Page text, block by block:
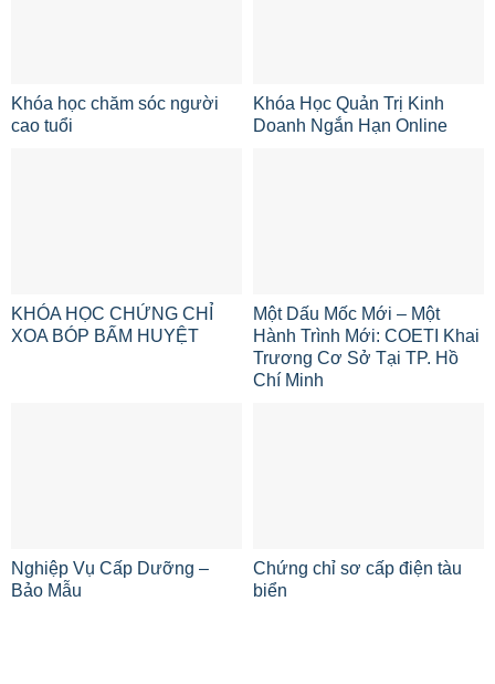
Khóa học chăm sóc người
cao tuổi
Khóa Học Quản Trị Kinh
Doanh Ngắn Hạn Online
KHÓA HỌC CHỨNG CHỈ
XOA BÓP BẤM HUYỆT
Một Dấu Mốc Mới – Một
Hành Trình Mới: COETI Khai
Trương Cơ Sở Tại TP. Hồ
Chí Minh
Nghiệp Vụ Cấp Dưỡng –
Bảo Mẫu
Chứng chỉ sơ cấp điện tàu
biển